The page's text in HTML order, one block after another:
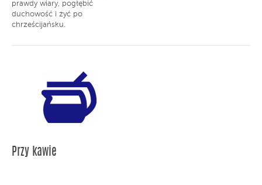
prawdy wiary, pogłębić
duchowość i żyć po
chrześcijańsku.
Przy kawie